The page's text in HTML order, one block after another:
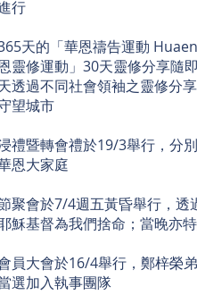
行
天的「華恩禱告運動
恩靈修運動」30天靈修分享隨
透過不同社會領袖之靈修分
望城市
禮暨轉會禮於19/3舉行，分
恩大家庭
聚會於7/4週五黃昏舉行，透
穌基督為我們捨命；當晚亦
員大會於16/4舉行，鄭梓榮
選加入執事團隊